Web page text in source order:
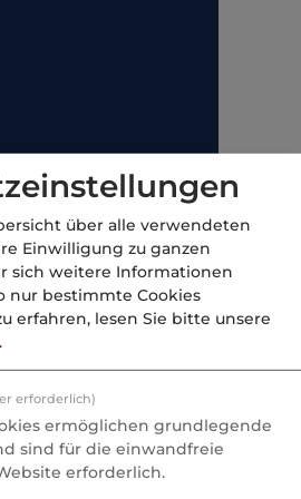
bringt das
Geldanlage auf
Für die eigenen
einem Höchstbetrag)
in Höhe von
über alle verwendeten
Einwilligung zu ganzen
sich weitere Informationen
nur bestimmte Cookies
erfahren, lesen Sie bitte unsere
.
erforderlich)
ermöglichen grundlegende
sind für die einwandfreie
erforderlich.